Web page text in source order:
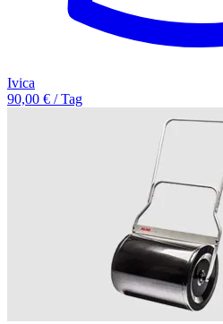
Ivica
90,00 € / Tag